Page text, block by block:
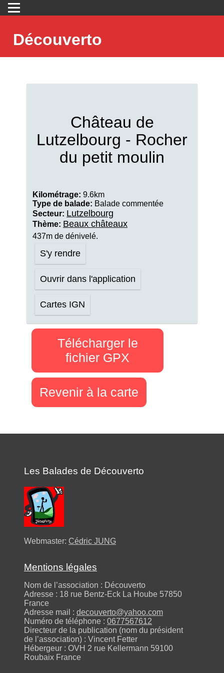
Découverto
Château de
Lutzelbourg - Rocher
du petit moulin
Kilométrage: 9.6km
Type de balade: Balade commentée
Secteur: Lutzelbourg
Thème: Beaux châteaux
437m de dénivelé.
S'y rendre
Ouvrir dans l'application
Cartes IGN
Télécharger le
fichier GPX
Revenir à la carte
Les Balades de Découverto
Webmaster: Cédric JUNG
Mentions légales
Nom de l’association : Découverto
Adresse : 18 rue Bentz-Eck La Hoube 57850
France
Adresse mail : decouverto@yahoo.com
Numéro de téléphone : 0677567612
Directeur de la publication (nom du président
de l’association) : Vincent Fetter
Hébergeur : OVH 2 rue Kellermann 59100
Roubaix France